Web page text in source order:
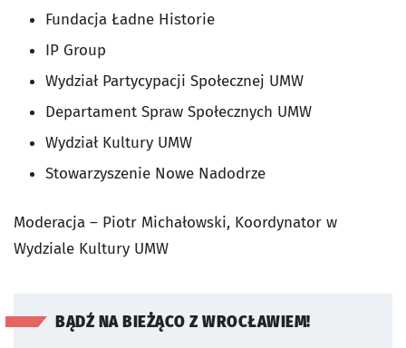
Fundacja Ładne Historie
IP Group
Wydział Partycypacji Społecznej UMW
Departament Spraw Społecznych UMW
Wydział Kultury UMW
Stowarzyszenie Nowe Nadodrze
Moderacja – Piotr Michałowski, Koordynator w
Wydziale Kultury UMW
BĄDŹ NA BIEŻĄCO Z WROCŁAWIEM!